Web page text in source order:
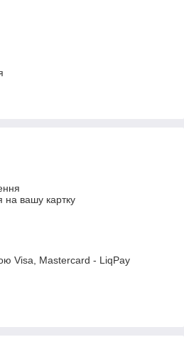
на вашу картку
Visa, Mastercard - LiqPay